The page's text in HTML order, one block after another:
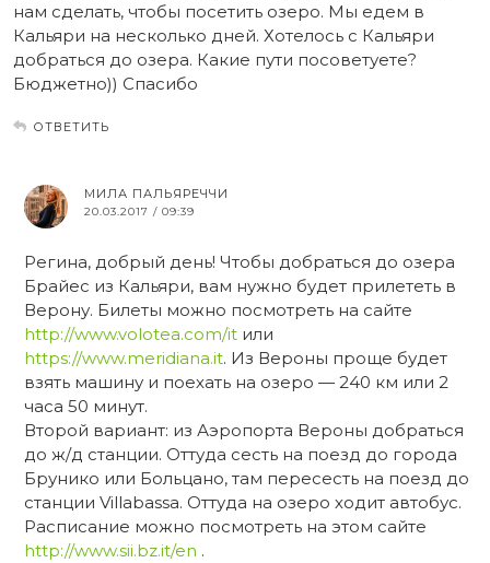
нам сделать, чтобы посетить озеро. Мы едем в
Кальяри на несколько дней. Хотелось с Кальяри
добраться до озера. Какие пути посоветуете?
Бюджетно)) Спасибо
ОТВЕТИТЬ
МИЛА ПАЛЬЯРЕЧЧИ
20.03.2017 / 09:39
Регина, добрый день! Чтобы добраться до озера
Брайес из Кальяри, вам нужно будет прилететь в
Верону. Билеты можно посмотреть на сайте
http://www.volotea.com/it или
https://www.meridiana.it. Из Вероны проще будет
взять машину и поехать на озеро — 240 км или 2
часа 50 минут.
Второй вариант: из Аэропорта Вероны добраться
до ж/д станции. Оттуда сесть на поезд до города
Брунико или Больцано, там пересесть на поезд до
станции Villabassa. Оттуда на озеро ходит автобус.
Расписание можно посмотреть на этом сайте
http://www.sii.bz.it/en .